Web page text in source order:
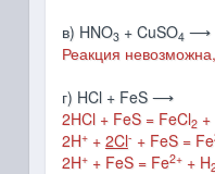
в) HNO3+ CuSO4 ⟶
Реакция
г) HCl + FeS ⟶
2HCl + FeS = FeCl2+
2H++ 2Cl- + FeS = Fe
2H++ FeS = Fe2++ H